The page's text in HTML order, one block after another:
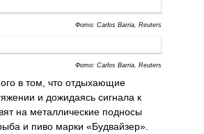
Фото: Carlos Barria, Reuters
Фото: Carlos Barria, Reuters
в том, что отдыхающие
и дожидаясь сигнала к
на металлические подносы
и пиво марки «Будвайзер».